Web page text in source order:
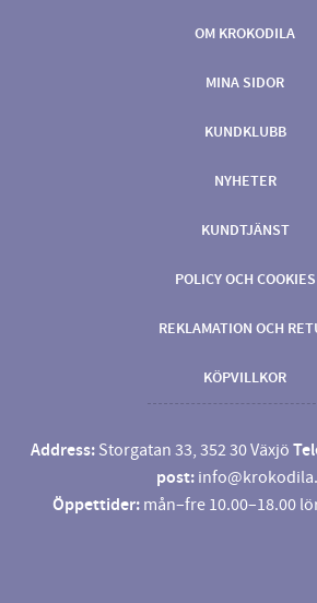
OM KROKODILA
MINA SIDOR
KUNDKLUBB
NYHETER
KUNDTJÄNST
POLICY OCH COOKIES
REKLAMATION OCH
KÖPVILLKOR
Address: Storgatan 33, 352 30 Växjö
post:
Öppettider:mån–fre 10.00–18.00